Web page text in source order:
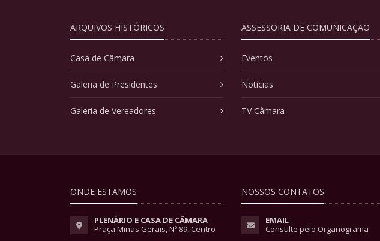
ARQUIVOS HISTÓRICOS
Casa de Câmara
Galeria de Presidentes
Galeria de Vereadores
ASSESSORIA DE COMUNICAÇÃO
Eventos
Notícias
TV Câmara
ONDE ESTAMOS
PLENÁRIO E CASA DE CÂMARA
Praça Minas Gerais, Nº 89, Centro
NOSSOS CONTATOS
EMAIL
Consulte pelo Organograma